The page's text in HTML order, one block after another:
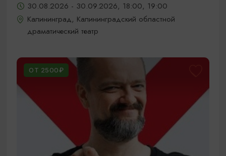
30.08.2026 - 30.09.2026, 18:00, 19:00
Калининград, Калининградский областной
драматический театр
ОТ 2500₽